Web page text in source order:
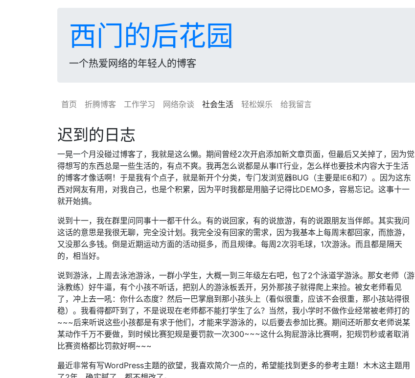
西门的后花园
一个热爱网络的年轻人的博客
首页 折腾博客 工作学习 网络杂谈 社会生活 轻松娱乐 给我留言
迟到的日志
一晃一个月没碰过博客了，我就是这么懒。期间曾经2次开启添加新文章页面，但最后又关掉了，因为觉
得想写的东西总是一些生活的，有点不爽。我再怎么说都是从事IT行业，怎么样也要技术内容大于生活
的博客才像话啊！于是我有个点子，就是新开个分类，专门发浏览器BUG（主要是IE6和7）。因为这东
西对网友有用，对我自己，也是个积累，因为平时我都是用脑子记得比DEMO多，容易忘记。这事十一
就开始搞。
说到十一，我在群里问同事十一都干什么。有的说回家，有的说旅游，有的说跟朋友当伴郎。其实我问
这话的意思是我很无聊，完全没计划。我完全没有回家的需求，因为我基本上每周末都回家，而旅游，
又没那么多钱。倒是近期运动方面的活动挺多，而且规律。每周2次羽毛球，1次游泳。而且都是隔天
的，相当好。
说到游泳，上周去泳池游泳，一群小学生，大概一到三年级左右吧，包了2个泳道学游泳。那女老师（游
泳教练）好牛逼，有个小孩不听话，把别人的游泳板丢开，另外那孩子就得爬上来捡。被女老师看见
了，冲上去一吼：你什么态度？然后一巴掌扇到那小孩头上（看似很重，应该不会很重，那小孩站得很
稳）。我看得都吓到了，不是说现在老师都不能打学生了么？当然，我小学时不做作业经常被老师打的
~~~后来听说这些小孩都是有求于他们，才能来学游泳的，以后要去参加比赛。期间还听那女老师说某
某动作千万不要做，到时候比赛犯规是要罚款一次300~~~这什么狗屁游泳比赛啊，犯规罚秒或者取消
比赛资格都比罚款好啊~~~
最近非常有写WordPress主题的欲望，我喜欢简介一点的，希望能找到更多的参考主题！木木这主题用